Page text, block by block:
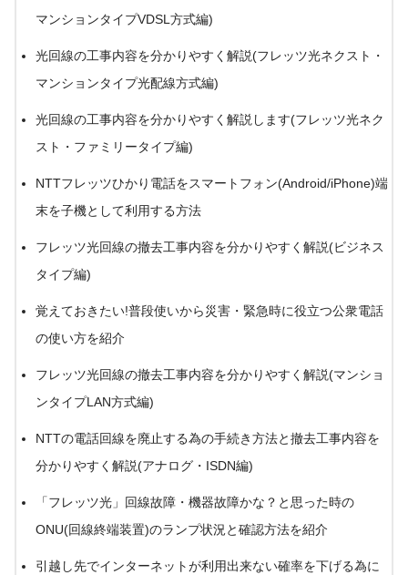
マンションタイプVDSL方式編)
光回線の工事内容を分かりやすく解説(フレッツ光ネクスト・
マンションタイプ光配線方式編)
光回線の工事内容を分かりやすく解説します(フレッツ光ネク
スト・ファミリータイプ編)
NTTフレッツひかり電話をスマートフォン(Android/iPhone)端
末を子機として利用する方法
フレッツ光回線の撤去工事内容を分かりやすく解説(ビジネス
タイプ編)
覚えておきたい!普段使いから災害・緊急時に役立つ公衆電話
の使い方を紹介
フレッツ光回線の撤去工事内容を分かりやすく解説(マンショ
ンタイプLAN方式編)
NTTの電話回線を廃止する為の手続き方法と撤去工事内容を
分かりやすく解説(アナログ・ISDN編)
「フレッツ光」回線故障・機器故障かな？と思った時の
ONU(回線終端装置)のランプ状況と確認方法を紹介
引越し先でインターネットが利用出来ない確率を下げる為に